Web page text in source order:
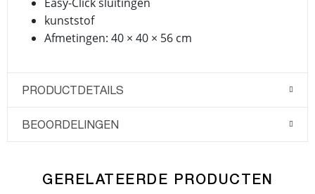
kunststof
Afmetingen: 40 × 40 × 56 cm
PRODUCTDETAILS
BEOORDELINGEN
GERELATEERDE PRODUCTEN